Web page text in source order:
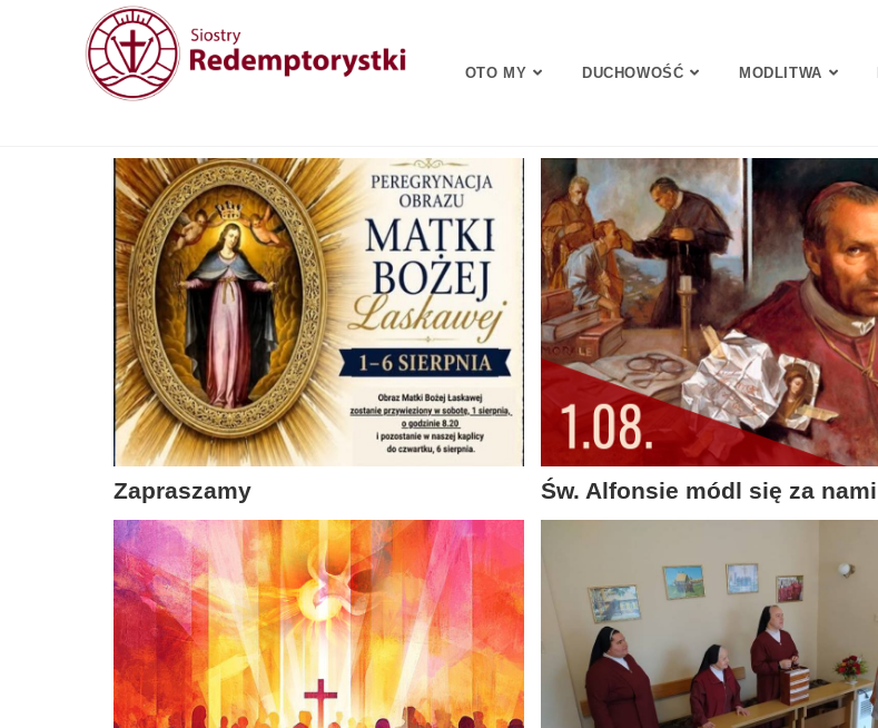
OTO MY DUCHOWOŚĆ MODLITWA
Zapraszamy Św. Alfonsie módl się za nami